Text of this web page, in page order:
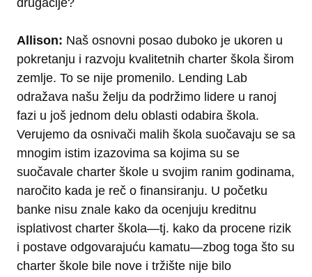
drugačije?
Allison: Naš osnovni posao duboko je ukoren u
pokretanju i razvoju kvalitetnih charter škola širom
zemlje. To se nije promenilo. Lending Lab
odražava našu želju da podržimo lidere u ranoj
fazi u još jednom delu oblasti odabira škola.
Verujemo da osnivači malih škola suočavaju se sa
mnogim istim izazovima sa kojima su se
suočavale charter škole u svojim ranim godinama,
naročito kada je reč o finansiranju. U početku
banke nisu znale kako da ocenjuju kreditnu
isplativost charter škola—tj. kako da procene rizik
i postave odgovarajuću kamatu—zbog toga što su
charter škole bile nove i tržište nije bilo